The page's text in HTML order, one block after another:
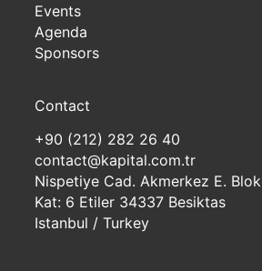
Events
Agenda
Sponsors
Contact
+90 (212) 282 26 40
contact@kapital.com.tr
Nispetiye Cad. Akmerkez E. Blok
Kat: 6 Etiler 34337 Besiktas
Istanbul / Turkey